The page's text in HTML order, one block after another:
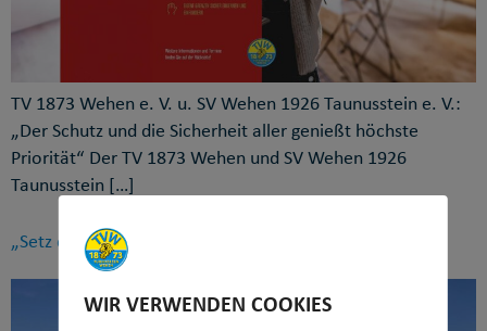
TV 1873 Wehen e. V. u. SV Wehen 1926 Taunusstein e. V.:
„Der Schutz und die Sicherheit aller genießt höchste
Priorität“ Der TV 1873 Wehen und SV Wehen 1926
Taunusstein […]
„Setz dich zur Wehr, aber richtig!“
WIR VERWENDEN COOKIES